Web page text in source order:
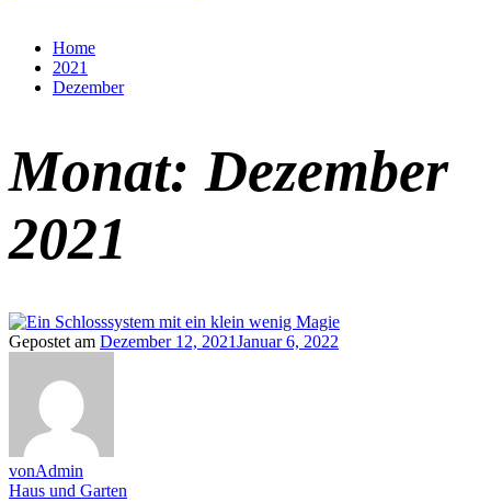
Home
2021
Dezember
Monat:Dezember
2021
Gepostet am Dezember 12, 2021Januar 6, 2022
vonAdmin
Haus und Garten